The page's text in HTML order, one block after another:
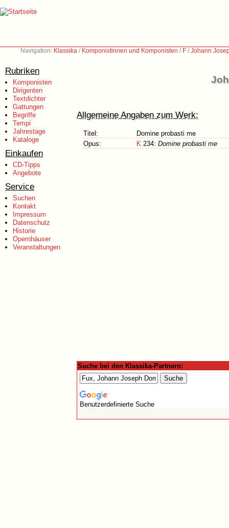
Navigation: Klassika / Komponistinnen und Komponisten / F /Johann
Rubriken
Komponisten
Dirigenten
Textdichter
Gattungen
Begriffe
Tempi
Jahrestage
Kataloge
Einkaufen
CD-Tipps
Angebote
Service
Suchen
Kontakt
Impressum
Datenschutz
Historie
Opernhäuser
Veranstaltungen
Allgemeine Angaben zum Werk:
Titel:
Domine probasti me
Opus:
K 234: Domine probasti me
Suche bei den Klassika-Partnern:
Benutzerdefinierte Suche